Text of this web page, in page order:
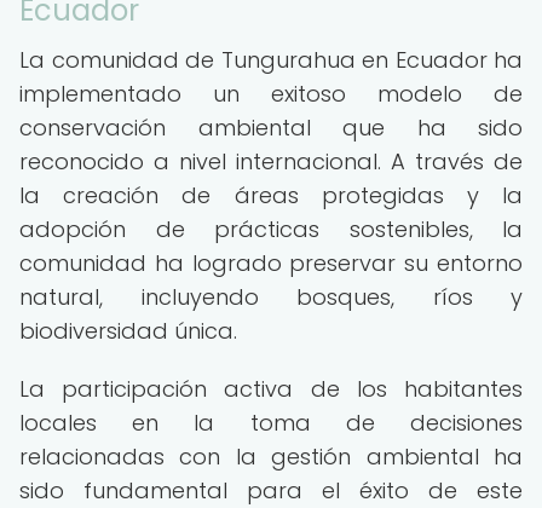
Ecuador
La comunidad de Tungurahua en Ecuador ha
implementado un exitoso modelo de
conservación ambiental que ha sido
reconocido a nivel internacional. A través de
la creación de áreas protegidas y la
adopción de prácticas sostenibles, la
comunidad ha logrado preservar su entorno
natural, incluyendo bosques, ríos y
biodiversidad única.
La participación activa de los habitantes
locales en la toma de decisiones
relacionadas con la gestión ambiental ha
sido fundamental para el éxito de este